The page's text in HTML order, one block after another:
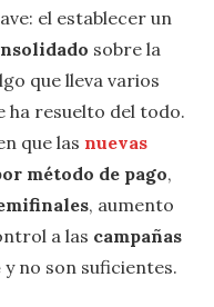
el establecer un
sobre la
que lleva varios
ha resuelto del todo.
que las nuevas
método de pago,
, aumento
a las campañas
y no son suficientes.